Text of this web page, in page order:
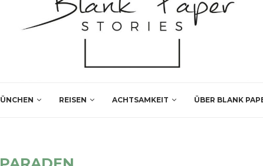
REISEN ACHTSAMKEIT ÜBER BLANK